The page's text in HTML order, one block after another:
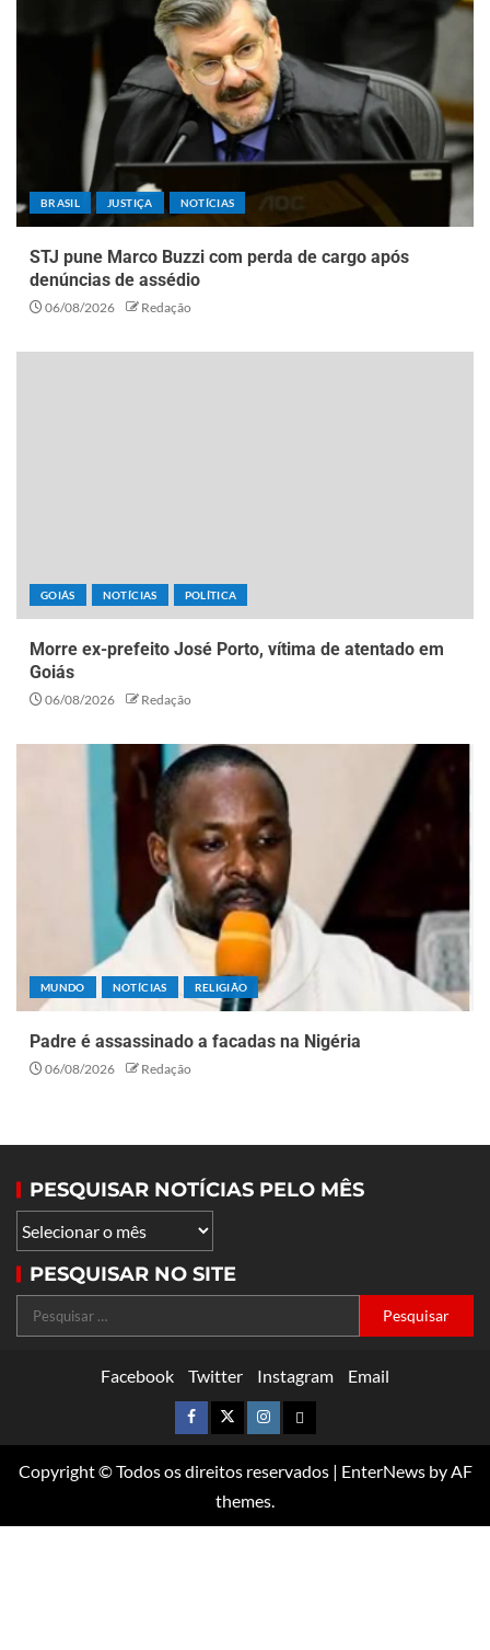
BRASIL JUSTIÇA NOTÍCIAS
STJ pune Marco Buzzi com perda de cargo após
denúncias de assédio
06/08/2026 Redação
GOIÁS NOTÍCIAS POLÍTICA
Morre ex-prefeito José Porto, vítima de atentado em
Goiás
06/08/2026 Redação
MUNDO NOTÍCIAS RELIGIÃO
Padre é assassinado a facadas na Nigéria
06/08/2026 Redação
PESQUISAR NOTÍCIAS PELO MÊS
PESQUISAR NO SITE
Facebook Twitter Instagram Email
Copyright © Todos os direitos reservados | EnterNewsby AF
themes.